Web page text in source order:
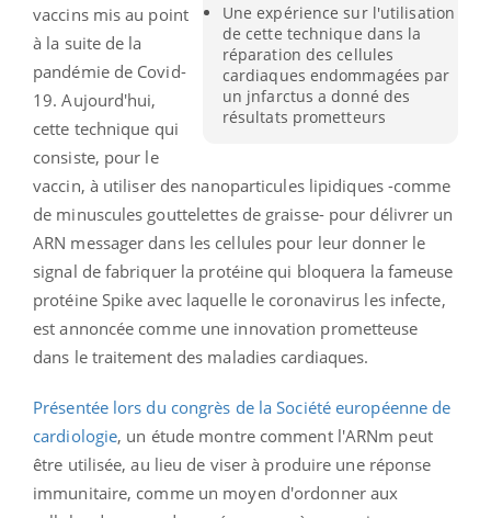
Une expérience sur l'utilisation
de cette technique dans la
réparation des cellules
cardiaques endommagées par
un jnfarctus a donné des
résultats prometteurs
vaccins mis au point
à la suite de la
pandémie de Covid-
19. Aujourd'hui,
cette technique qui
consiste, pour le
vaccin, à utiliser des nanoparticules lipidiques -comme
de minuscules gouttelettes de graisse- pour délivrer un
ARN messager dans les cellules pour leur donner le
signal de fabriquer la protéine qui bloquera la fameuse
protéine Spike avec laquelle le coronavirus les infecte,
est annoncée comme une innovation prometteuse
dans le traitement des maladies cardiaques.
Présentée lors du congrès de la Société européenne de
cardiologie, un étude montre comment l'ARNm peut
être utilisée, au lieu de viser à produire une réponse
immunitaire, comme un moyen d'ordonner aux